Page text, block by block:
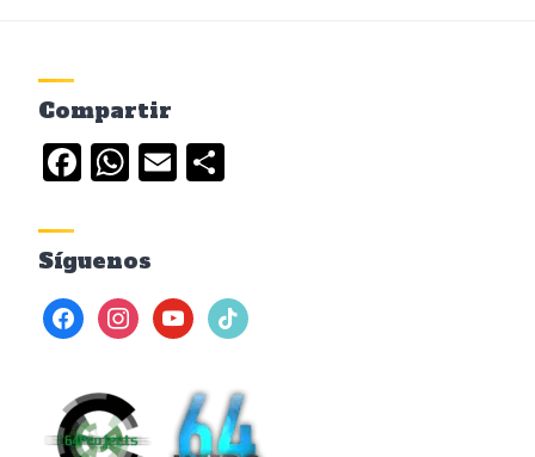
Compartir
Facebook
WhatsApp
Email
Síguenos
facebookinstagramyoutubetiktok